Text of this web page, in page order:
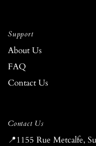
Support
About Us
FAQ
Contact Us
Contact Us
📍1155 Rue Metcalfe,